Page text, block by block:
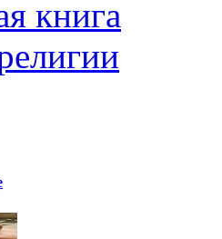
книга